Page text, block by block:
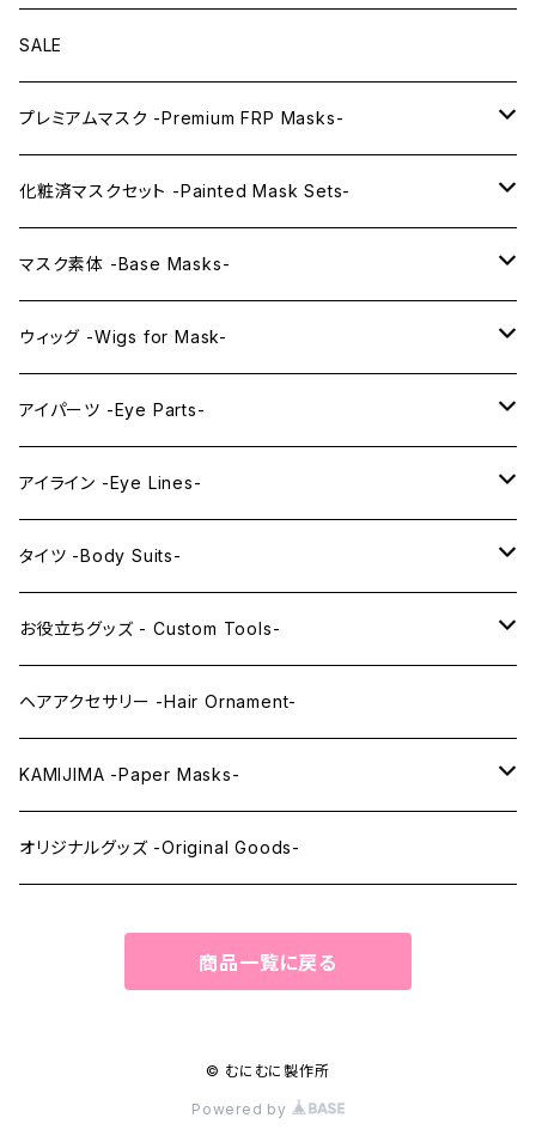
SALE
プレミアムマスク -Premium FRP Masks-
KAWAII PREMIUM Mask & Wig Sets
プレミアムマスク素体-Premium base masks-
プレミアムウィッグ -Premium Wigs-
プレミアムレンズアイ -Premium Lens eye-
化粧済マスクセット -Painted Mask Sets-
KAWAII EX series
KAWAII series
IDOL series
PRINCESS series
KAWAII Little series
マスク素体 -Base Masks-
アニメマスク -Anime Masks-
ドールマスク -Doll Masks-
ウィッグ -Wigs for Mask-
ロング -Long-
ミドル -Middle-
アイパーツ -Eye Parts-
レンズアイ -Lens Eyes-
レンズアイ
レンズアイEX
クリスタルアイ -Crystal Eyes-
アイライン -Eye Lines-
アイラインステッカー -Eye Line Stickers-
まゆ毛 -Eyebrows-
まつ毛 -Eyelash-
タイツ -Body Suits-
全身タイツ -Full Body Suits-
上半身タイツ -Upper Body Suits-
お役立ちグッズ - Custom Tools-
カスタム用品 -Custom Tools-
ウィッグメンテナンス -Wig Maintenance-
ヘアアクセサリー -Hair Ornament-
KAMIJIMA -Paper Masks-
ペーパーマスク -Paper Masks-
オリジナルグッズ -Original Goods-
商品一覧に戻る
© むにむに製作所
Powered by